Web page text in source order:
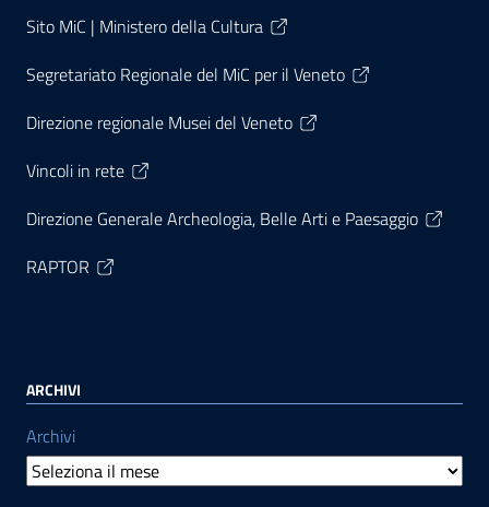
Sito MiC | Ministero della Cultura
Segretariato Regionale del MiC per il Veneto
Direzione regionale Musei del Veneto
Vincoli in rete
Direzione Generale Archeologia, Belle Arti e Paesaggio
RAPTOR
ARCHIVI
Archivi